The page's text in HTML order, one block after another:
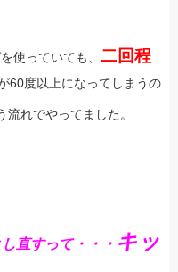
使っていても、 二回程
60度以上になってしまうの
流れでやってました。
直すって・・・ キッ